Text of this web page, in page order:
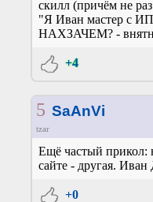
скилл (причём не
"Я Иван мастер с
НАХЗАЧЕМ? -
+4
5 SaAnVi
tzar
Ещё частый прикол:
сайте - другая.
+0